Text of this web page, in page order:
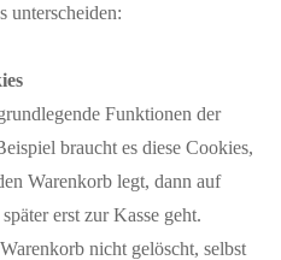
unterscheiden:
Funktionen der
braucht es diese Cookies,
Warenkorb legt, dann auf
erst zur Kasse geht.
nicht gelöscht, selbst